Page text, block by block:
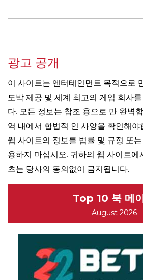
광고 공개
이 사이트는 엔터테인먼트 목적으로
도박 제공 및 세계 최고의 게임 회사
다. 모든 정보는 참조 용으로 만 완벽
역 내에서 합법적 인 사양을 확인해야
웹 사이트의 정보를 법률 및 규정 또
용하지 마십시오. 귀하의 웹 사이트에
츠는 당사의 동의없이 금지됩니다.
Top 10 북 메
August 2026